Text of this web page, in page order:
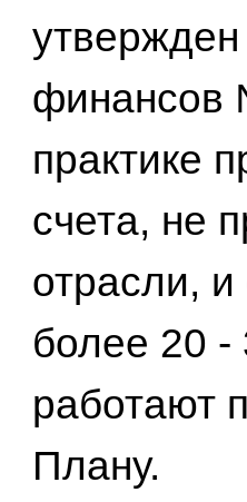
финансов
практике
счета, не
отрасли,
более 20 -
работают
Плану.